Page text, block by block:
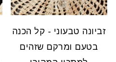
זביונה טבעוני - קל הכנה
בטעם ומרקם שזהים